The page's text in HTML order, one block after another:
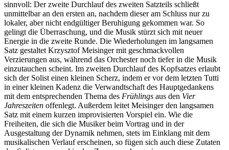
sinnvoll: Der zweite Durchlauf des zweiten Satzteils schließt
unmittelbar an den ersten an, nachdem dieser am Schluss nur zu
lokaler, aber nicht endgültiger Beruhigung gekommen war. So
gelingt die Überraschung, und die Musik stürzt sich mit neuer
Energie in die zweite Runde. Die Wiederholungen im langsamen
Satz gestaltet Krzysztof Meisinger mit geschmackvollen
Verzierungen aus, während das Orchester noch tiefer in die Musik
einzutauchen scheint. Im zweiten Durchlauf des Kopfsatzes erlaubt
sich der Solist einen kleinen Scherz, indem er vor dem letzten Tutti
in einer kleinen Kadenz die Verwandtschaft des Hauptgedankens
mit dem entsprechenden Thema des Frühlings aus den Vier
Jahreszeiten offenlegt. Außerdem leitet Meisinger den langsamen
Satz mit einem kurzen improvisierten Vorspiel ein. Wie die
Freiheiten, die sich die Musiker beim Vortrag und in der
Ausgestaltung der Dynamik nehmen, stets im Einklang mit dem
musikalischen Verlauf erscheinen, so fügen sich auch diese Zutaten